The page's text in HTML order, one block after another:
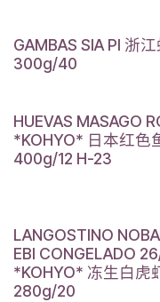
GAMBAS SIA PI 浙
300g/40
HUEVAS MASAGO
*KOHYO* 日本红色
400g/12 H-23
LANGOSTINO
EBI CONGELADO
*KOHYO* 冻生白虎
280g/20